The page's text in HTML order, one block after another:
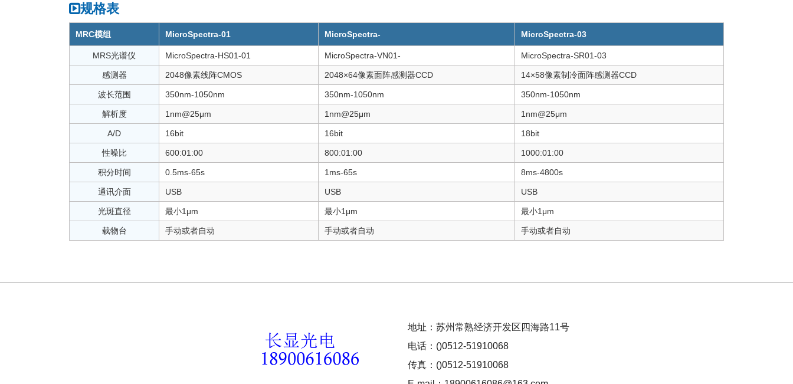
规格表
MRC模组 MicroSpectra-01 MicroSpectra- MicroSpectra-03
MRS光谱仪 MicroSpectra-HS01-01 MicroSpectra-VN01- MicroSpectra-SR01-03
感测器 2048像素线阵CMOS 2048×64像素面阵感测器CCD 14×58像素制冷面阵感测器CCD
波长范围 350nm-1050nm 350nm-1050nm 350nm-1050nm
解析度 1nm@25μm 1nm@25μm 1nm@25μm
A/D 16bit 16bit 18bit
性噪比 600:01:00 800:01:00 1000:01:00
积分时间 0.5ms-65s 1ms-65s 8ms-4800s
通讯介面 USB USB USB
光斑直径 最小1μm 最小1μm 最小1μm
载物台 手动或者自动 手动或者自动 手动或者自动
地址：苏州常熟经济开发区四海路11号
电话：()0512-51910068
传真：()0512-51910068